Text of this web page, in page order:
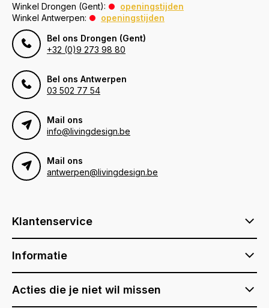
Winkel Drongen (Gent):
openingstijden
Winkel Antwerpen:
openingstijden
Bel ons Drongen (Gent)
+32 (0)9 273 98 80
Bel ons Antwerpen
03 502 77 54
Mail ons
info@livingdesign.be
Mail ons
antwerpen@livingdesign.be
Klantenservice
Informatie
Acties die je niet wil missen